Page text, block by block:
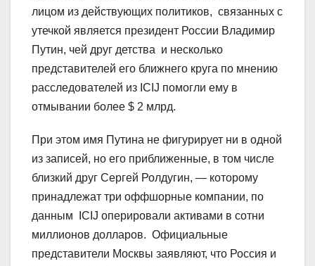
лицом из действующих политиков, связанных с
утечкой является президент России Владимир
Путин, чей друг детства и несколько
представителей его ближнего круга по мнению
расследователей из ICIJ помогли ему в
отмывании более $ 2 млрд.
При этом имя Путина не фигурирует ни в одной
из записей, но его приближенные, в том числе
близкий друг Сергей Ролдугин, — которому
принадлежат три оффшорные компании, по
данным ICIJ оперировали активами в сотни
миллионов долларов. Официальные
представители Москвы заявляют, что Россия и